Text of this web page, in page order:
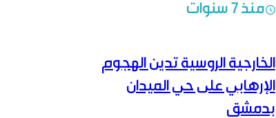
منذ 7 سنوات
الخارجية الروسية تدين الهجوم
الإرهابي على حي الميدان
بدمشق